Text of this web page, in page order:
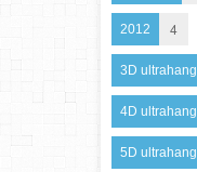
2012 4
3D ultrahang
4D ultrahang
5D ultrahang